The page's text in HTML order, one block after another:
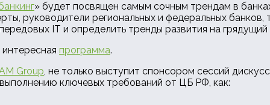
» будет посвящен самым сочным трендам в
руководители региональных и федеральных
IT и определить тренды развития на грядущий
программа.
Group, не только выступит спонсором сессий
ключевых требований от ЦБ РФ, как: